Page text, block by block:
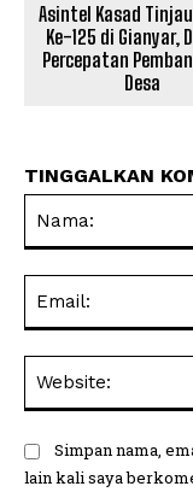
Asintel Kasad
Ke-125 di Gianyar,
Percepatan
Desa
TINGGALKAN
Simpan nama,
lain kali saya